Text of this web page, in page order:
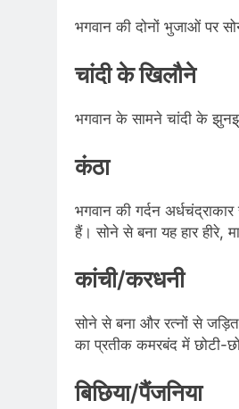
भगवान की दोनों भुजाओं पर
चांदी के खिलौने
भगवान के सामने चांदी के
कंठा
भगवान की गर्दन
हैं। सोने से बना यह हार
कांची/करधनी
सोने से बना और रत्नों से
का प्रतीक कमरबंद में छोटी-
बिछिया/पैंजनिया